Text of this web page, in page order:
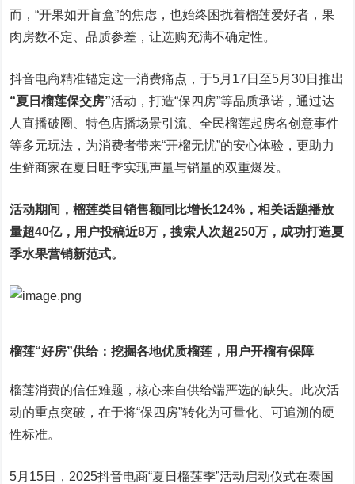
而，“开果如开盲盒”的焦虑，也始终困扰着榴莲爱好者，果
肉房数不定、品质参差，让选购充满不确定性。
抖音电商精准锚定这一消费痛点，于5月17日至5月30日推出
“夏日榴莲保交房”活动，打造“保四房”等品质承诺，通过达
人直播破圈、特色店播场景引流、全民榴莲起房名创意事件
等多元玩法，为消费者带来“开榴无忧”的安心体验，更助力
生鲜商家在夏日旺季实现声量与销量的双重爆发。
活动期间，榴莲类目销售额同比增长124%，相关话题播放
量超40亿，用户投稿近8万，搜索人次超250万， 成功打造夏
季水果营销新范式。
榴莲“好房”供给：挖掘各地优质榴莲，用户开榴有保障
榴莲消费的信任难题，核心来自供给端严选的缺失。此次活
动的重点突破，在于将“保四房”转化为可量化、可追溯的硬
性标准。
5月15日，2025抖音电商“夏日榴莲季”活动启动仪式在泰国